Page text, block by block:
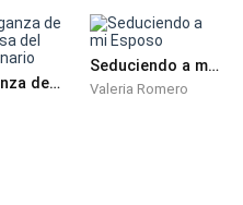
La Venganza de la Exesposa del Multimillonario
Seduciendo a mi Esposo
Valeria Romero